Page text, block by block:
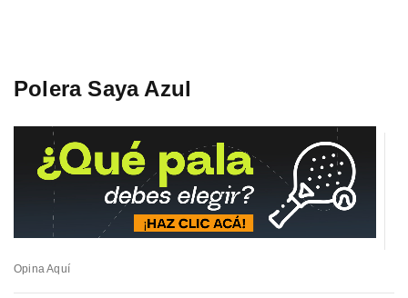
Polera Saya Azul
Opina Aquí